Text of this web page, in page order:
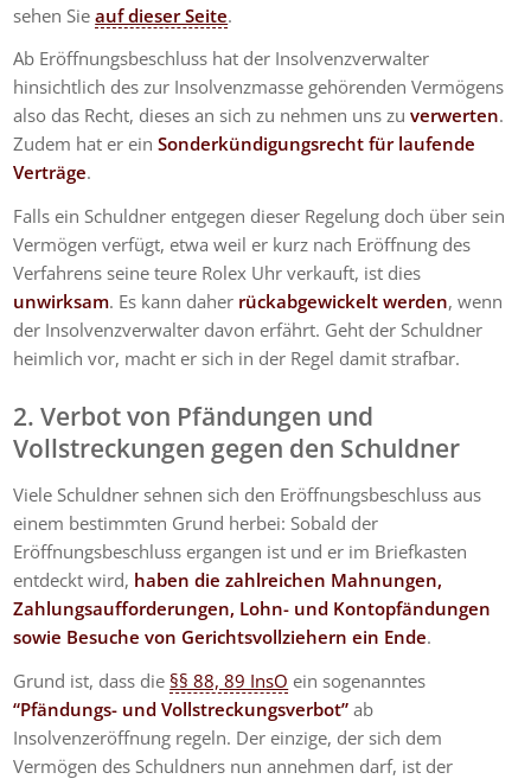
sehen Sieauf dieser Seite.
Ab Eröffnungsbeschluss hat der Insolvenzverwalter
hinsichtlich des zur Insolvenzmasse gehörenden Vermögens
also das Recht, dieses an sich zu nehmen uns zuverwerten.
Zudem hat er ein Sonderkündigungsrecht für laufende
Verträge.
Falls ein Schuldner entgegen dieser Regelung doch über sein
Vermögen verfügt, etwa weil er kurz nach Eröffnung des
Verfahrens seine teure Rolex Uhr verkauft, ist dies
unwirksam. Es kann daher rückabgewickelt werden, wenn
der Insolvenzverwalter davon erfährt. Geht der Schuldner
heimlich vor, macht er sich in der Regel damit strafbar.
2. Verbot von Pfändungen und
Vollstreckungen gegen den Schuldner
Viele Schuldner sehnen sich den Eröffnungsbeschluss aus
einem bestimmten Grund herbei: Sobald der
Eröffnungsbeschluss ergangen ist und er im Briefkasten
entdeckt wird, haben die zahlreichen Mahnungen,
Zahlungsaufforderungen, Lohn- und Kontopfändungen
sowie Besuche von Gerichtsvollziehern ein Ende.
Grund ist, dass die §§ 88, 89 InsO ein sogenanntes
“Pfändungs- und Vollstreckungsverbot” ab
Insolvenzeröffnung regeln. Der einzige, der sich dem
Vermögen des Schuldners nun annehmen darf, ist der